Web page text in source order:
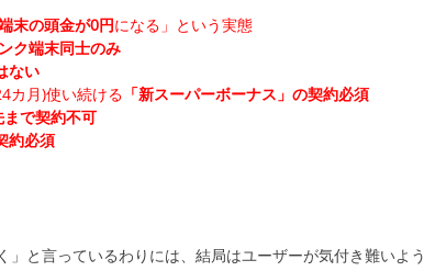
末の頭金が0円になる」という実態
ク端末同士のみ
ない
カ月)使い続ける 「新スーパーボーナス」の契約必須
で契約不可
約必須
と言っているわりには、結局はユーザーが気付き難いよう